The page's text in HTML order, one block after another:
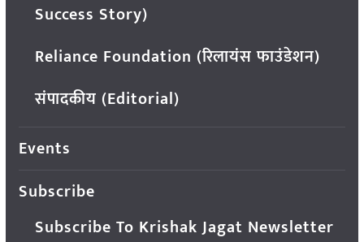
Success Story)
Reliance Foundation (रिलायंस फाउंडेशन)
संपादकीय (Editorial)
Events
Subscribe
Subscribe To Krishak Jagat Newsletter